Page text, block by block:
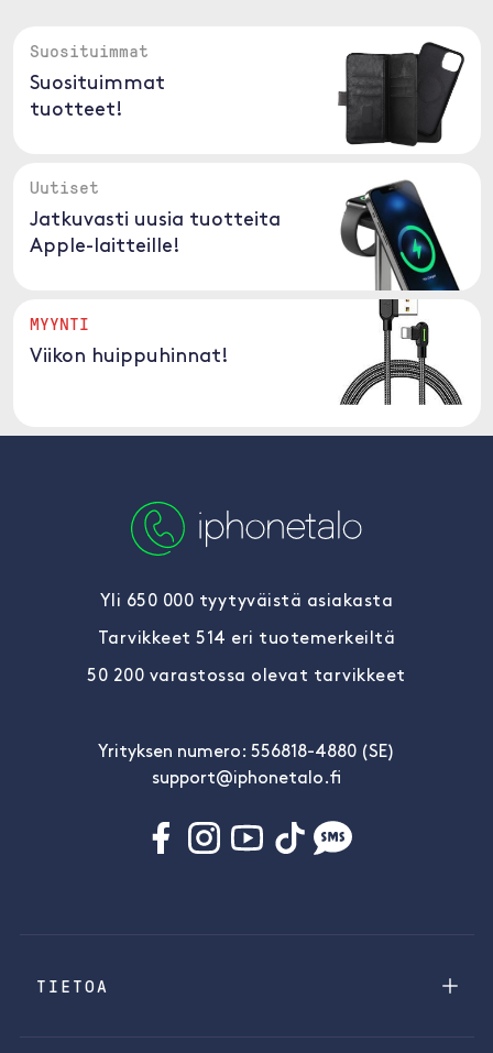
Suosituimmat
Suosituimmat
tuotteet!
Uutiset
Jatkuvasti uusia tuotteita
Apple-laitteille!
MYYNTI
Viikon huippuhinnat!
Yli 650 000 tyytyväistä asiakasta
Tarvikkeet 514 eri tuotemerkeiltä
50 200 varastossa olevat tarvikkeet
Yrityksen numero: 556818-4880 (SE)
support@iphonetalo.fi
TIETOA